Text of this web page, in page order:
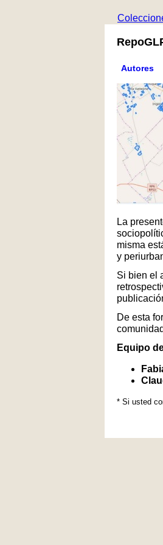
Autores
La
misma
y
Si bien el
De esta
Equipo
* Si usted